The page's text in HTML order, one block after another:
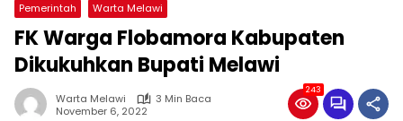
Pemerintah Warta Melawi
FK Warga Flobamora Kabupaten
Dikukuhkan Bupati Melawi
Warta Melawi
3 Min Baca
November 6, 2022
243